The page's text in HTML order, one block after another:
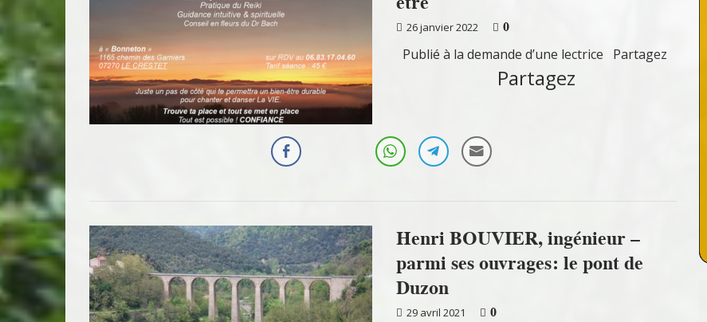
26 janvier 2022
0
Publié à la demande d’une lectrice Partagez
Partagez
Henri BOUVIER, ingénieur –
parmi ses ouvrages: le pont de
Duzon
29 avril 2021
0